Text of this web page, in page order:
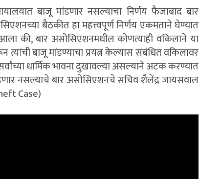
बाजू मांडणार नसल्याचा निर्णय फैजाबाद बार
बैठकीत हा महत्त्वपूर्ण निर्णय एकमताने घेण्यात
की, बार असोसिएशनमधील कोणत्याही वकिलाने या
त्यांची बाजू मांडण्याचा प्रयत्न केल्यास संबंधित वकिलावर
धार्मिक भावना दुखावल्या असल्याने अटक करण्यात
नसल्याचे बार असोसिएशनचे सचिव शैलेंद्र जायसवाल
Case)